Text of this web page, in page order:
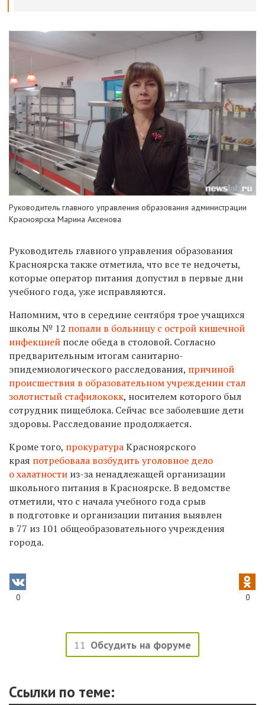
Руководитель главного управления образования администрации
Красноярска Марина Аксенова
Руководитель главного управления образования
Красноярска также отметила, что все те недочеты,
которые оператор питания допустил в первые дни
учебного года, уже исправляются.
Напомним, что в середине сентября трое учащихся
школы № 12 попали в больницу с острой кишечной
инфекцией после обеда в столовой. Согласно
предварительным итогам санитарно-
эпидемиологического расследования, причиной
происшествия в образовательном учреждении стал
золотистый стафилококк, носителем которого был
сотрудник пищеблока. Сейчас все заболевшие дети
здоровы. Расследование продолжается.
Кроме того, прокуратураКрасноярского
края потребовала возбудить уголовное дело
о халатности из-за ненадлежащей организации
школьного питания в Красноярске. В ведомстве
отметили, что с начала учебного года срыв
в подготовке и организации питания выявлен
в 77 из 101 общеобразовательного учреждения
города.
0 0
11 Обсудить на форуме
Ссылки по теме: